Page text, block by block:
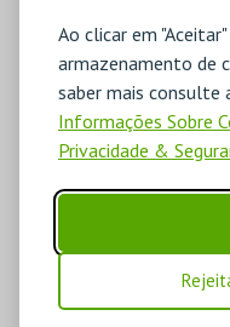
Ao clicar em
armazenamento de
saber mais consulte
Informações Sobre
Privacidade &